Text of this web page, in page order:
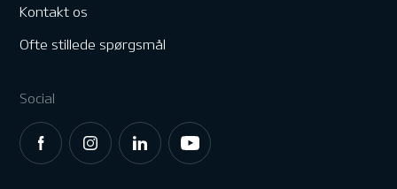
Kontakt os
Ofte stillede spørgsmål
Social